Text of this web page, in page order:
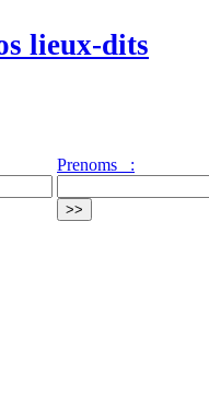
lieux-dits
Prenoms :